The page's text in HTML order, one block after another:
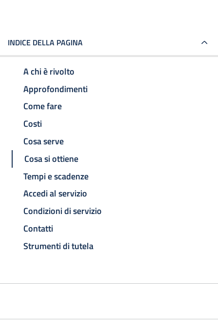
INDICE DELLA PAGINA
A chi è rivolto
Approfondimenti
Come fare
Costi
Cosa serve
Cosa si ottiene
Tempi e scadenze
Accedi al servizio
Condizioni di servizio
Contatti
Strumenti di tutela